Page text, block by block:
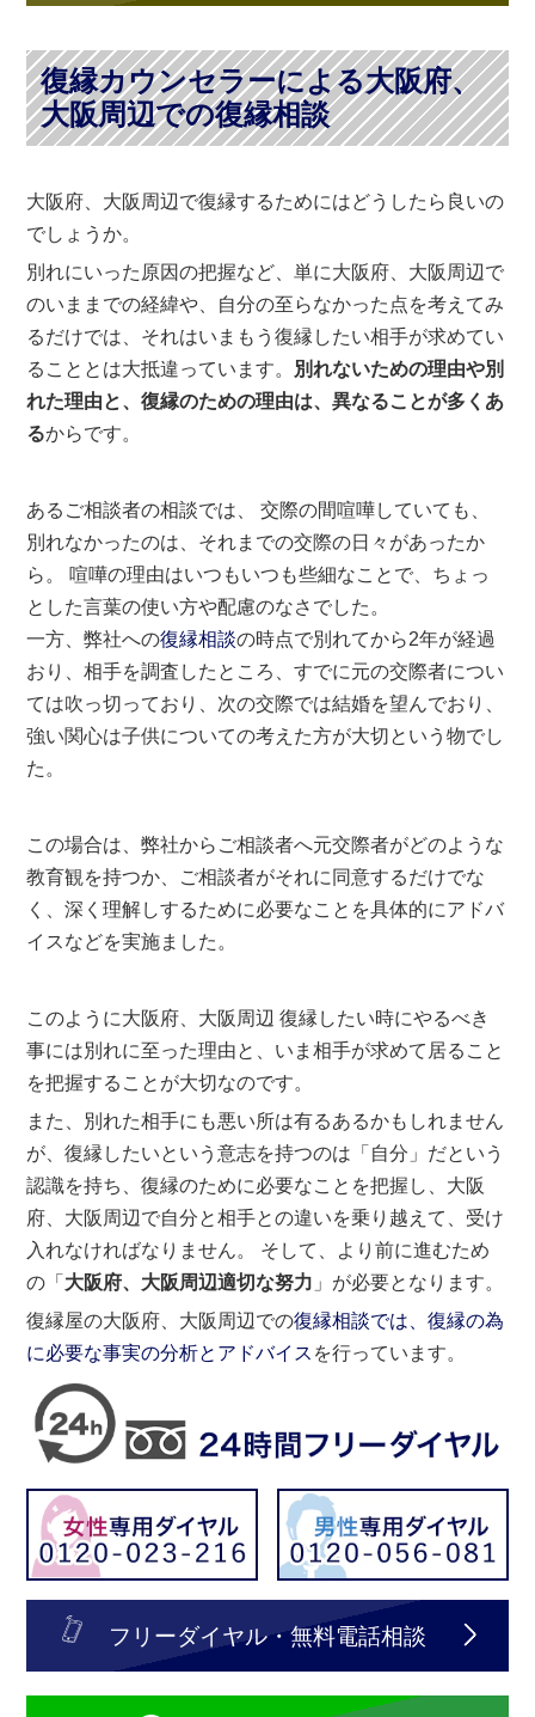
復縁カウンセラーによる大阪府、
大阪周辺での復縁相談
大阪府、大阪周辺で復縁するためにはどうしたら良いの
でしょうか。
別れにいった原因の把握など、単に大阪府、大阪周辺で
のいままでの経緯や、自分の至らなかった点を考えてみ
るだけでは、それはいまもう復縁したい相手が求めてい
ることとは大抵違っています。 別れないための理由や別
れた理由と、復縁のための理由は、異なることが多くあ
るからです。
あるご相談者の相談では、 交際の間喧嘩していても、
別れなかったのは、それまでの交際の日々があったか
ら。 喧嘩の理由はいつもいつも些細なことで、ちょっ
とした言葉の使い方や配慮のなさでした。
一方、弊社への復縁相談の時点で別れてから2年が経過
おり、相手を調査したところ、すでに元の交際者につい
ては吹っ切っており、次の交際では結婚を望んでおり、
強い関心は子供についての考えた方が大切という物でし
た。
この場合は、弊社からご相談者へ元交際者がどのような
教育観を持つか、ご相談者がそれに同意するだけでな
く、深く理解しするために必要なことを具体的にアドバ
イスなどを実施ました。
このように大阪府、大阪周辺 復縁したい時にやるべき
事には別れに至った理由と、いま相手が求めて居ること
を把握することが大切なのです。
また、別れた相手にも悪い所は有るあるかもしれません
が、復縁したいという意志を持つのは「自分」だという
認識を持ち、復縁のために必要なことを把握し、大阪
府、大阪周辺で自分と相手との違いを乗り越えて、受け
入れなければなりません。 そして、より前に進むため
の「 大阪府、大阪周辺適切な努力 」が必要となります。
復縁屋の大阪府、大阪周辺での復縁相談では、復縁の為
に必要な事実の分析とアドバイス を行っています。
フリーダイヤル・無料電話相談